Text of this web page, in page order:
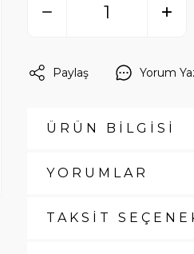
Paylaş Yorum
ÜRÜN BİLGİSİ
YORUMLAR
TAKSİT